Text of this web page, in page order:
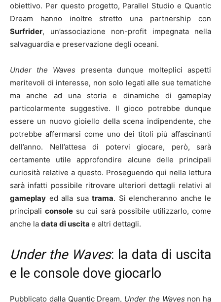
obiettivo. Per questo progetto, Parallel Studio e Quantic
Dream hanno inoltre stretto una partnership con
Surfrider, un’associazione non-profit impegnata nella
salvaguardia e preservazione degli oceani.
Under the Waves presenta dunque molteplici aspetti
meritevoli di interesse, non solo legati alle sue tematiche
ma anche ad una storia e dinamiche di gameplay
particolarmente suggestive. Il gioco potrebbe dunque
essere un nuovo gioiello della scena indipendente, che
potrebbe affermarsi come uno dei titoli più affascinanti
dell’anno. Nell’attesa di potervi giocare, però, sarà
certamente utile approfondire alcune delle principali
curiosità relative a questo. Proseguendo qui nella lettura
sarà infatti possibile ritrovare ulteriori dettagli relativi al
gameplay ed alla sua trama. Si elencheranno anche le
principali console su cui sarà possibile utilizzarlo, come
anche la data di uscita e altri dettagli.
Under the Waves: la data di uscita
e le console dove giocarlo
Pubblicato dalla Quantic Dream, Under the Waves non ha